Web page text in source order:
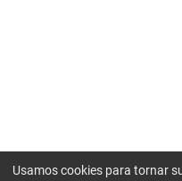
Usamos cookies para tornar